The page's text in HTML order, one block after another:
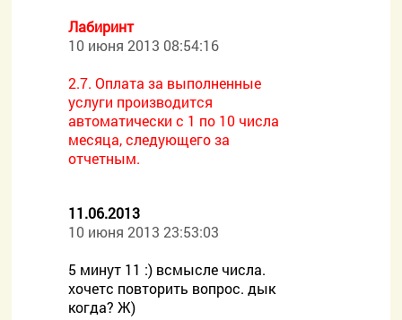
Лабиринт
10 июня 2013 08:54:16
2.7. Оплата за выполненные
услуги производится
автоматически с 1 по 10 числа
месяца, следующего за
отчетным.
11.06.2013
10 июня 2013 23:53:03
5 минут 11 :) всмысле числа.
хочетс повторить вопрос. дык
когда? Ж)